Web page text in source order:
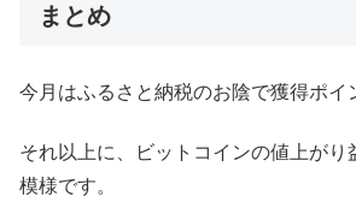
まとめ
今月はふるさと納税のお陰で獲得ポイ
それ以上に、ビットコインの値上がり
模様です。